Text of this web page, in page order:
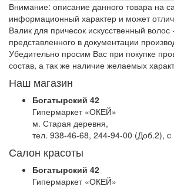
Внимание: описание данного товара на
информационный характер и может
Валик для причесок искусственный волос
представленного в документации
Убедительно просим Вас при покупке
состав, а так же наличие желаемых
Наш магазин
Богатырский 42
Гипермаркет «ОКЕЙ»
м. Старая деревня,
тел. 938-46-68, 244-94-00 (Доб.2), c
Салон красоты
Богатырский 42
Гипермаркет «ОКЕЙ»